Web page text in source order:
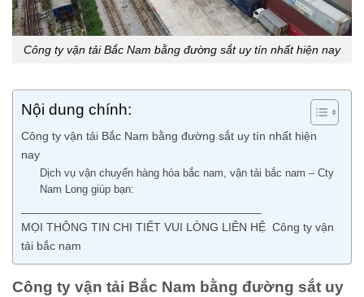
Công ty vận tải Bắc Nam bằng đường sắt uy tín nhất hiện nay
Nội dung chính:
Công ty vận tải Bắc Nam bằng đường sắt uy tín nhất hiện
nay
Dịch vụ vận chuyển hàng hóa bắc nam, vận tải bắc nam – Cty
Nam Long giúp bạn:
MỌI THÔNG TIN CHI TIẾT VUI LÒNG LIÊN HỆ Công ty vận
tải bắc nam
Công ty vận tải Bắc Nam bằng đường sắt uy